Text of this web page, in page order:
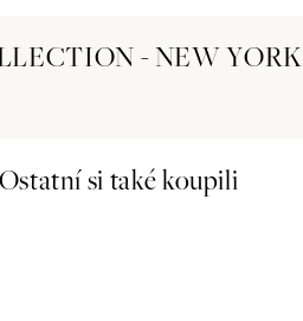
- NEW YORK
Ostatní si také koupili